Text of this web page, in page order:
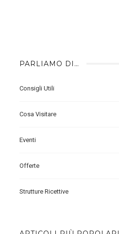
PARLIAMO DI…
Consigli Utili
Cosa Visitare
Eventi
Offerte
Strutture Ricettive